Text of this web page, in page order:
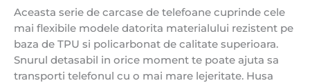
Transparenta
cu
Negru
Aceasta serie de carcase de telefoane cuprinde cele
mai flexibile modele datorita materialului rezistent pe
baza de TPU si policarbonat de calitate superioara.
Snurul detasabil in orice moment te poate ajuta sa
transporti telefonul cu o mai mare lejeritate. Husa